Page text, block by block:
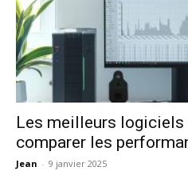
Les meilleurs logiciels
comparer les
Jean - 9 janvier 2025